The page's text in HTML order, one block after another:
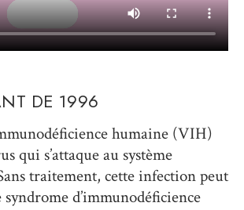
DE 1996
humaine (VIH)
qui s’attaque au système
traitement, cette infection peut
d’immunodéficience